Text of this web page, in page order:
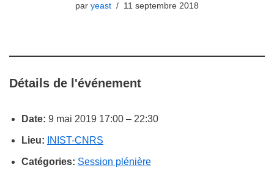
par yeast 11 septembre 2018
Détails de l'événement
Date: 9 mai 2019 17:00 – 22:30
Lieu: INIST-CNRS
Catégories: Session plénière